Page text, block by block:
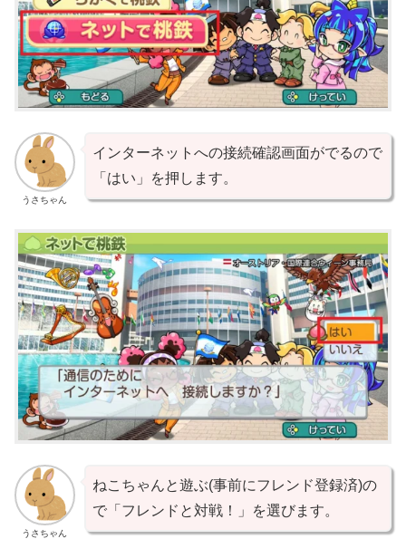
うさちゃん
インターネットへの接続確認画面がでるので
「はい」を押します。
うさちゃん
ねこちゃんと遊ぶ(事前にフレンド登録済)の
で「フレンドと対戦！」を選びます。